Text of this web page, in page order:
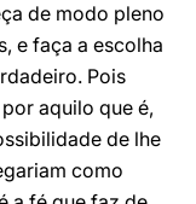
de modo pleno
e faça a escolha
Pois
aquilo que é,
de lhe
como